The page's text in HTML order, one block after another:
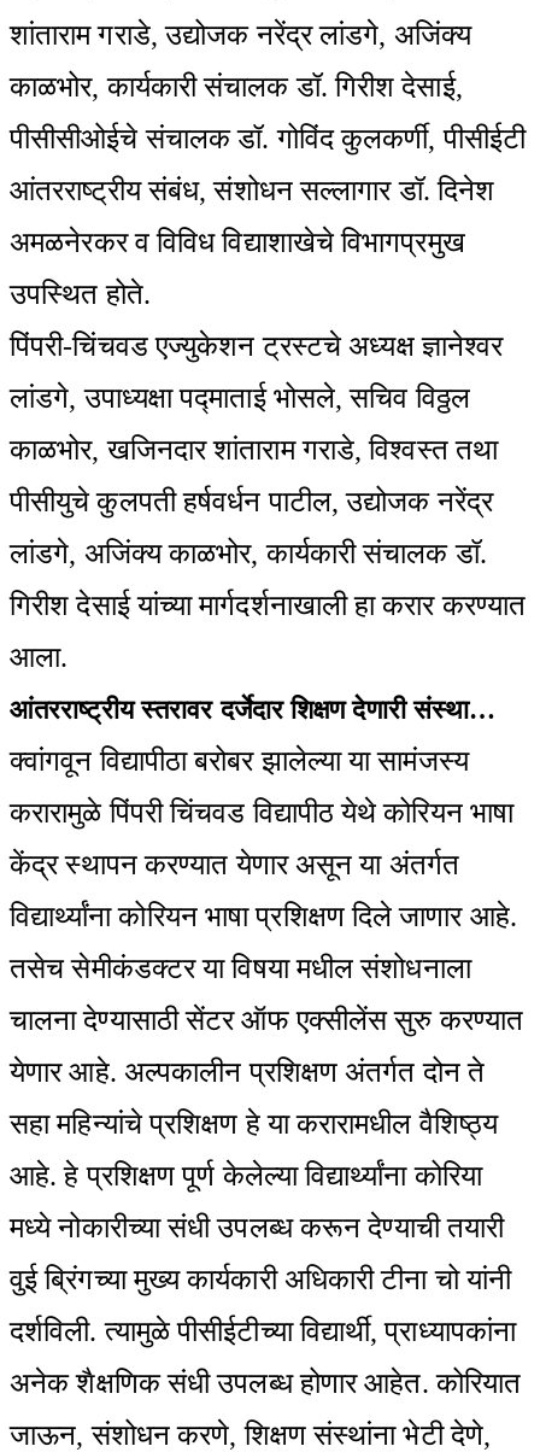
शांताराम गराडे, उद्योजक नरेंद्र लांडगे, अजिंक्य
काळभोर, कार्यकारी संचालक डॉ. गिरीश देसाई,
पीसीसीओईचे संचालक डॉ. गोविंद कुलकर्णी, पीसीईटी
आंतरराष्ट्रीय संबंध, संशोधन सल्लागार डॉ. दिनेश
अमळनेरकर व विविध विद्याशाखेचे विभागप्रमुख
उपस्थित होते.‌
पिंपरी-चिंचवड एज्युकेशन ट्रस्टचे अध्यक्ष ज्ञानेश्वर
लांडगे, उपाध्यक्षा पद्माताई भोसले, सचिव विठ्ठल
काळभोर, खजिनदार शांताराम गराडे, विश्वस्त तथा
पीसीयुचे कुलपती हर्षवर्धन पाटील, उद्योजक नरेंद्र
लांडगे, अजिंक्य काळभोर, कार्यकारी संचालक डॉ.
गिरीश देसाई यांच्या मार्गदर्शनाखाली हा करार करण्यात
आला.
आंतरराष्ट्रीय स्तरावर दर्जेदार शिक्षण देणारी संस्था…
क्वांगवून विद्यापीठा बरोबर झालेल्या या सामंजस्य
करारामुळे पिंपरी चिंचवड विद्यापीठ येथे कोरियन भाषा
केंद्र स्थापन करण्यात येणार असून या अंतर्गत
विद्यार्थ्यांना कोरियन भाषा प्रशिक्षण दिले जाणार आहे.
तसेच सेमीकंडक्टर या विषया मधील संशोधनाला
चालना देण्यासाठी सेंटर ऑफ एक्सीलेंस सुरु करण्यात
येणार आहे. अल्पकालीन प्रशिक्षण अंतर्गत दोन ते
सहा महिन्यांचे प्रशिक्षण हे या करारामधील वैशिष्ठ्य
आहे. हे प्रशिक्षण पूर्ण केलेल्या विद्यार्थ्यांना कोरिया
मध्ये नोकारीच्या संधी उपलब्ध करून देण्याची तयारी
वुई ब्रिंगच्या मुख्य कार्यकारी अधिकारी टीना चो यांनी
दर्शविली. त्यामुळे पीसीईटीच्या विद्यार्थी, प्राध्यापकांना
अनेक शैक्षणिक संधी उपलब्ध होणार आहेत. कोरियात
जाऊन, संशोधन करणे, शिक्षण संस्थांना भेटी देणे,